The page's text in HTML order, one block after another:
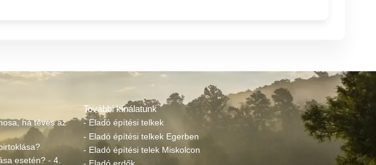
ha téves az
esetén? - 4.
További kínálatunk
- Eladó építési telkek
- Eladó építési telkek Egerben
- Eladó építési telek Miskolcon